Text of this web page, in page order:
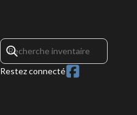
Restez connecté